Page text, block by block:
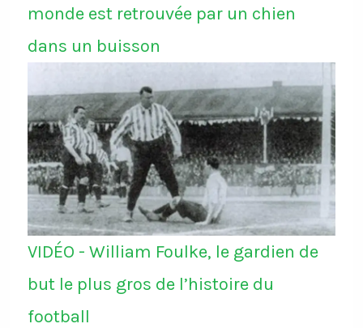
monde est retrouvée par un chien
dans un buisson
VIDÉO - William Foulke, le gardien de
but le plus gros de l’histoire du
football